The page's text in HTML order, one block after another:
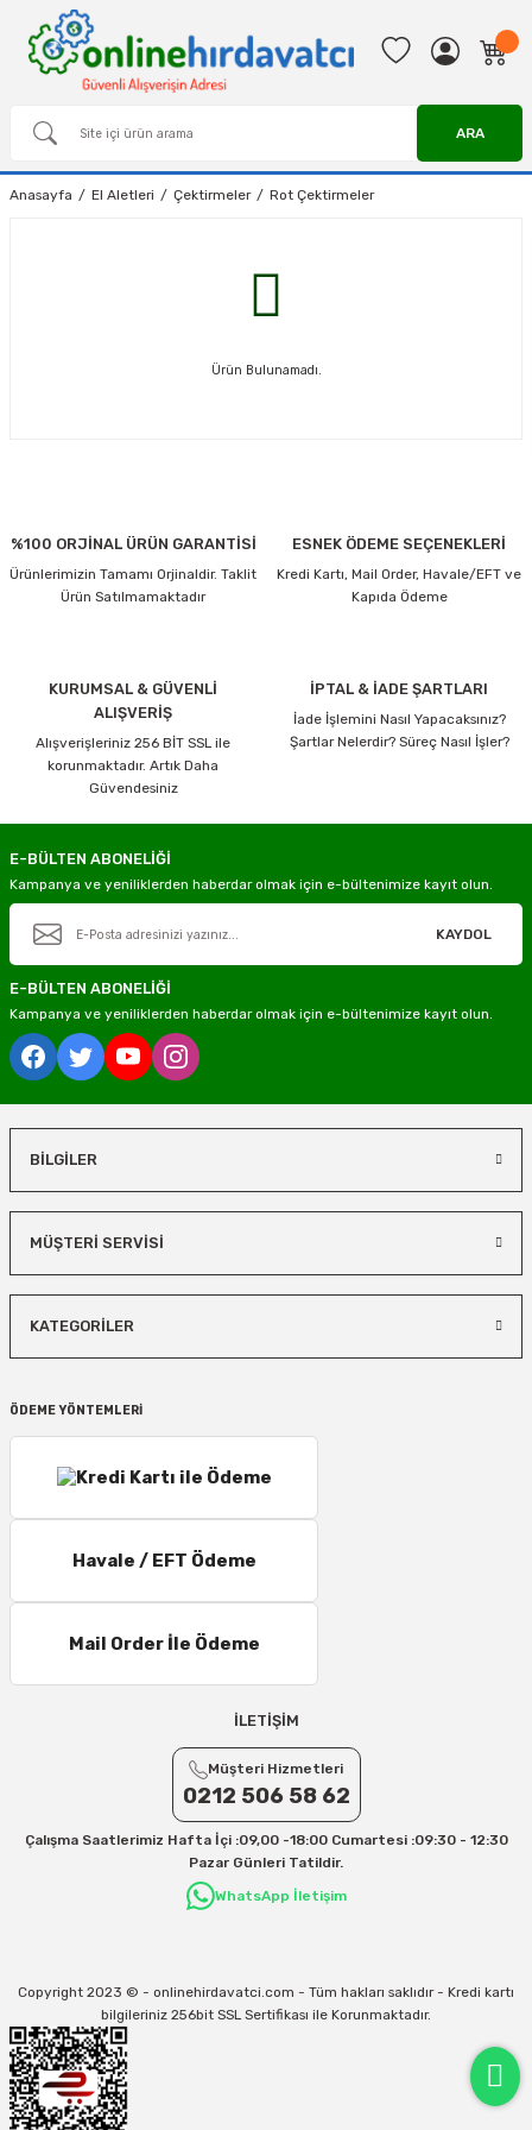
ARA
Anasayfa El Aletleri Çektirmeler Rot Çektirmeler
Ürün Bulunamadı.
%100 ORJİNAL ÜRÜN GARANTİSİ
Ürünlerimizin Tamamı Orjinaldir. Taklit
Ürün Satılmamaktadır
ESNEK ÖDEME SEÇENEKLERİ
Kredi Kartı, Mail Order, Havale/EFT ve
Kapıda Ödeme
KURUMSAL & GÜVENLİ
ALIŞVERİŞ
Alışverişleriniz 256 BİT SSL ile
korunmaktadır. Artık Daha
Güvendesiniz
İPTAL & İADE ŞARTLARI
İade İşlemini Nasıl Yapacaksınız?
Şartlar Nelerdir? Süreç Nasıl İşler?
E-BÜLTEN ABONELİĞİ
Kampanya ve yeniliklerden haberdar olmak için e-bültenimize kayıt olun.
KAYDOL
E-BÜLTEN ABONELİĞİ
Kampanya ve yeniliklerden haberdar olmak için e-bültenimize kayıt olun.
BİLGİLER
MÜŞTERİ SERVİSİ
KATEGORİLER
ÖDEME YÖNTEMLERİ
Havale / EFT Ödeme
Mail Order İle Ödeme
İLETİŞİM
Müşteri Hizmetleri
0212 506 58 62
Çalışma Saatlerimiz Hafta İçi :09,00 -18:00 Cumartesi :09:30 - 12:30
Pazar Günleri Tatildir.
WhatsApp İletişim
Copyright 2023 © - onlinehirdavatci.com - Tüm hakları saklıdır - Kredi kartı
bilgileriniz 256bit SSL Sertifikası ile Korunmaktadır.